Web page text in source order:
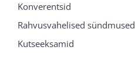
Konverentsid
Rahvusvahelised sündmused
Kutseeksamid